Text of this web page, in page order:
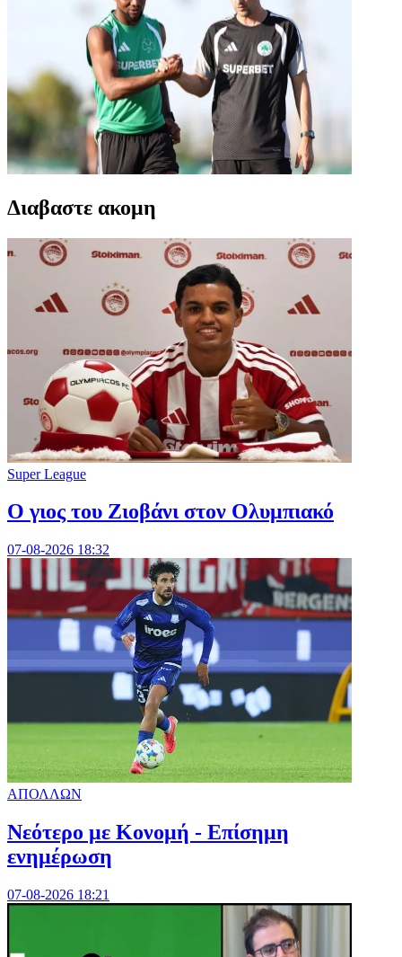
Διαβαστε ακομη
Super League
Ο γιος του Ζιοβάνι στον Ολυμπιακό
07-08-2026 18:32
ΑΠΟΛΛΩΝ
Νεότερο με Κονομή - Επίσημη
ενημέρωση
07-08-2026 18:21